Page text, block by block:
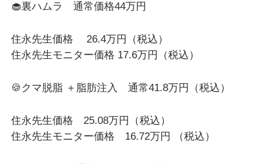
🧁裏ハムラ 通常価格44万円
住永先生価格 26.4万円（税込）
住永先生モニター価格 17.6万円（税込）
🍪クマ脱脂 ＋脂肪注入 通常41.8万円（税込）
住永先生価格 25.08万円（税込）
住永先生モニター価格 16.72万円 （税込）